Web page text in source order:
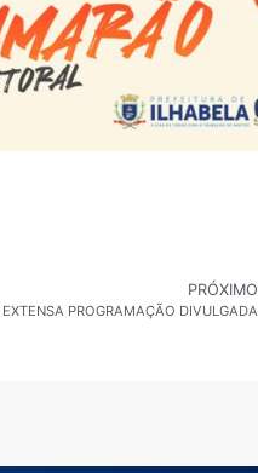
PRÓXIMO
PROGRAMAÇÃO DIVULGADA